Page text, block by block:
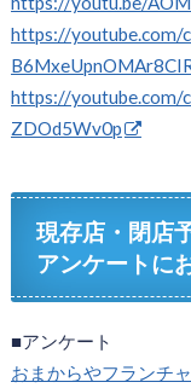
https://youtube.com/
https://youtube.com/
ZDOd5Wv0p
現存店・閉店
アンケートに
■アンケート
おまからやフランチ